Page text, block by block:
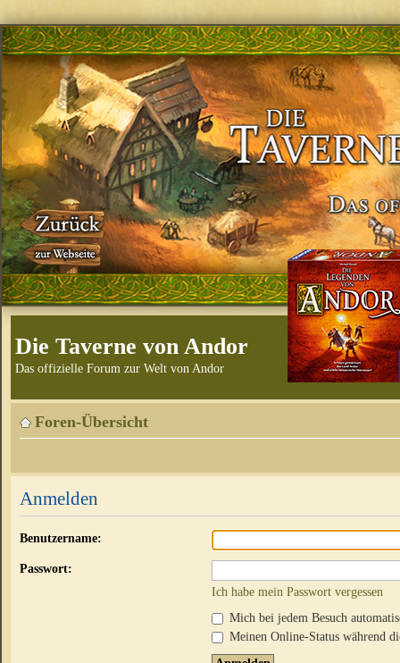
Die Taverne von Andor
Das offizielle Forum zur Welt von Andor
Foren-Übersicht
Anmelden
Benutzername:
Passwort:
Ich habe mein Passwort vergessen
Mich bei jedem Besuch
Meinen Online-Status während